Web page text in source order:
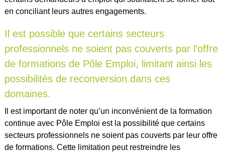
en conciliant leurs autres engagements.
Il est possible que certains secteurs
professionnels ne soient pas couverts par l’offre
de formations de Pôle Emploi, limitant ainsi les
possibilités de reconversion dans ces
domaines.
Il est important de noter qu’un inconvénient de la formation
continue avec Pôle Emploi est la possibilité que certains
secteurs professionnels ne soient pas couverts par leur offre
de formations. Cette limitation peut restreindre les